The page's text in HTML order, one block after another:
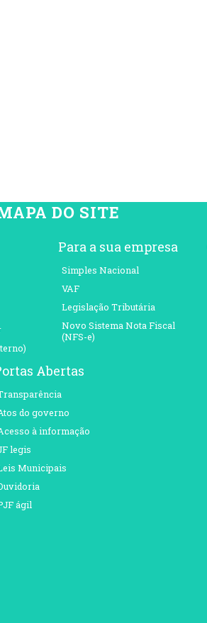
DO SITE
Para a sua empresa
Simples Nacional
VAF
Legislação Tributária
Novo Sistema Nota Fiscal
(NFS-e)
Abertas
do governo
à informação
legis
Municipais
ágil